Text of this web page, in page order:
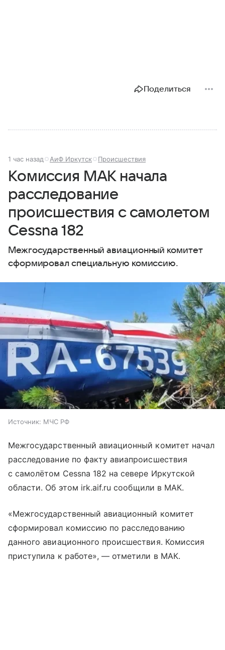
Поделиться
1 час назад АиФ Иркутск Происшествия
Комиссия МАК начала
расследование
происшествия с самолетом
Cessna 182
Межгосударственный авиационный комитет
сформировал специальную комиссию.
Источник: МЧС РФ
Межгосударственный авиационный комитет начал
расследование по факту авиапроисшествия
с самолётом Cessna 182 на севере Иркутской
области. Об этом irk.aif.ru сообщили в МАК.
«Межгосударственный авиационный комитет
сформировал комиссию по расследованию
данного авиационного происшествия. Комиссия
приступила к работе», — отметили в МАК.